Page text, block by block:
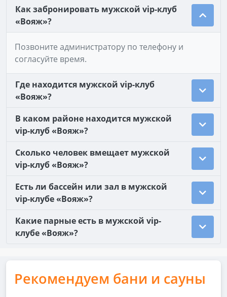
Как забронировать муж­ской vip-клуб
«Вояж»?
Позвоните администратору по телефону и
согласуйте время.
Где находится муж­ской vip-клуб
«Вояж»?
В каком районе находится муж­ской
vip-клуб «Вояж»?
Сколько человек вмещает муж­ской
vip-клуб «Вояж»?
Есть ли бассейн или зал в муж­ской
vip-клубе «Вояж»?
Какие парные есть в муж­ской vip-
клубе «Вояж»?
Рекомендуем бани и сауны